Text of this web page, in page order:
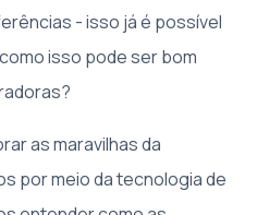
- isso já é possível
isso pode ser bom
as maravilhas da
por meio da tecnologia de